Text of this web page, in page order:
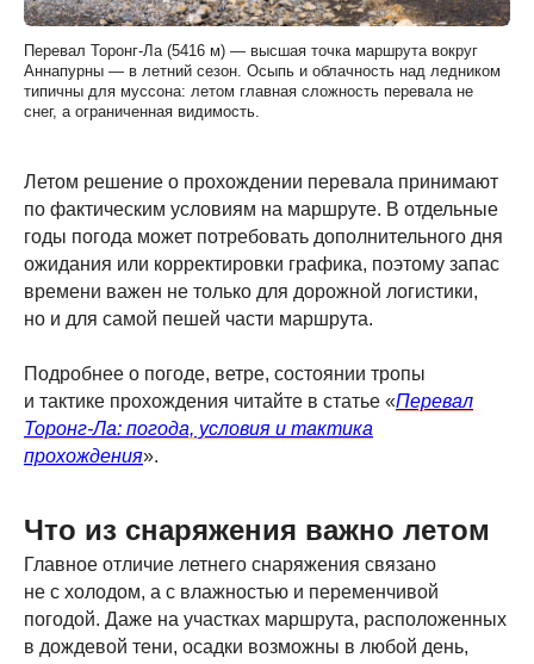
Перевал Торонг-Ла (5416 м) — высшая точка маршрута вокруг
Аннапурны — в летний сезон. Осыпь и облачность над ледником
типичны для муссона: летом главная сложность перевала не
снег, а ограниченная видимость.
Летом решение о прохождении перевала принимают
по фактическим условиям на маршруте. В отдельные
годы погода может потребовать дополнительного дня
ожидания или корректировки графика, поэтому запас
времени важен не только для дорожной логистики,
но и для самой пешей части маршрута.
Подробнее о погоде, ветре, состоянии тропы
и тактике прохождения читайте в статье «Перевал
Торонг-Ла: погода, условия и тактика
прохождения».
Что из снаряжения важно летом
Главное отличие летнего снаряжения связано
не с холодом, а с влажностью и переменчивой
погодой. Даже на участках маршрута, расположенных
в дождевой тени, осадки возможны в любой день,
экспедиции
вокруг
аннапурны
18–29 октября 2026